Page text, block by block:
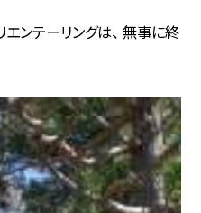
エンテーリングは、 無事に終